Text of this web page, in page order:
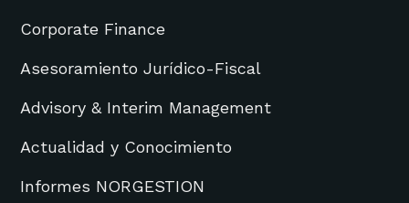
Corporate Finance
Asesoramiento Jurídico-Fiscal
Advisory & Interim Management
Actualidad y Conocimiento
Informes NORGESTION